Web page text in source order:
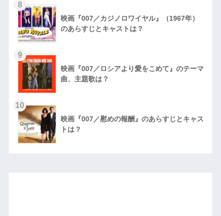
8
映画『007／カジノロワイヤル』（1967年）
のあらすじとキャストは？
9
映画『007／ロシアより愛をこめて』のテーマ
曲、主題歌は？
10
映画『007／慰めの報酬』のあらすじとキャス
トは？